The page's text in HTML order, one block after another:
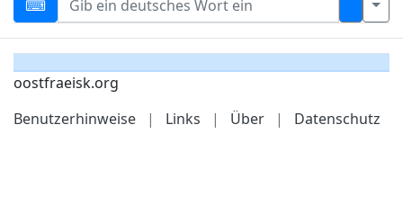
oostfraeisk.org
Benutzerhinweise
| Links | Über | Datenschutz